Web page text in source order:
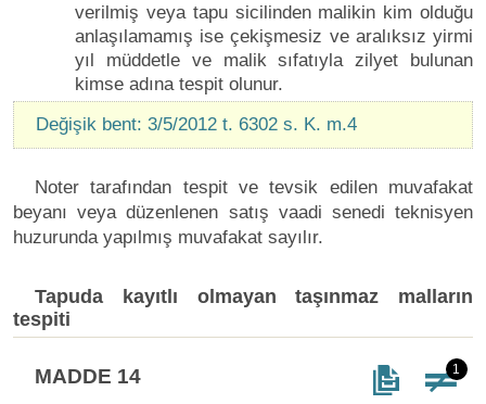
verilmiş veya tapu sicilinden malikin kim olduğu
anlaşılamamış ise çekişmesiz ve aralıksız yirmi
yıl müddetle ve malik sıfatıyla zilyet bulunan
kimse adına tespit olunur.
Değişik bent: 3/5/2012 t. 6302 s. K. m.4
Noter tarafından tespit ve tevsik edilen muvafakat
beyanı veya düzenlenen satış vaadi senedi teknisyen
huzurunda yapılmış muvafakat sayılır.
Tapuda kayıtlı olmayan taşınmaz malların
tespiti
MADDE 14 1